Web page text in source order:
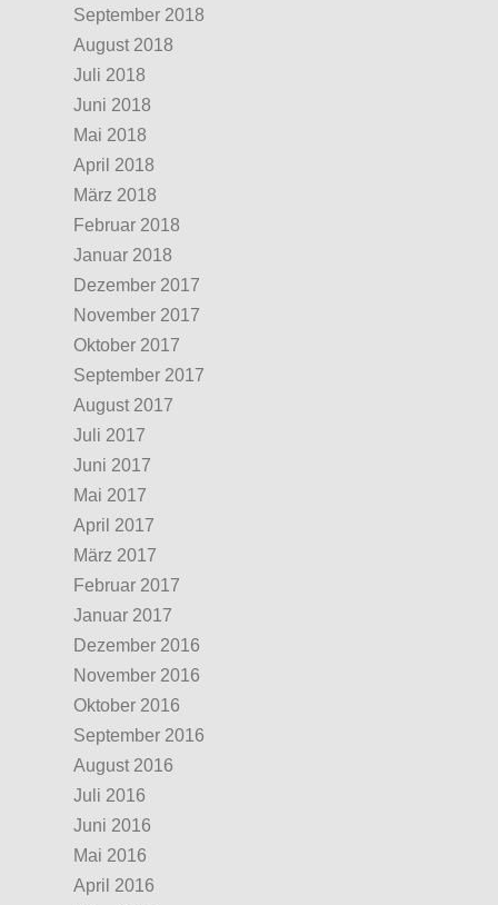
September 2018
August 2018
Juli 2018
Juni 2018
Mai 2018
April 2018
März 2018
Februar 2018
Januar 2018
Dezember 2017
November 2017
Oktober 2017
September 2017
August 2017
Juli 2017
Juni 2017
Mai 2017
April 2017
März 2017
Februar 2017
Januar 2017
Dezember 2016
November 2016
Oktober 2016
September 2016
August 2016
Juli 2016
Juni 2016
Mai 2016
April 2016